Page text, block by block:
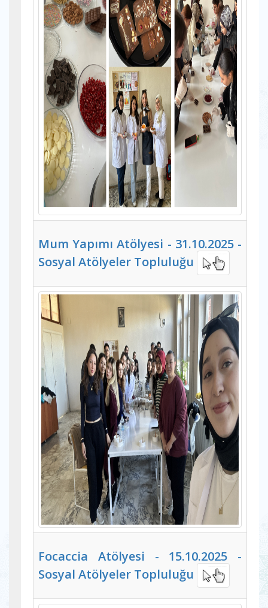
Mum Yapımı Atölyesi - 31.10.2025 -
Sosyal Atölyeler Topluluğu
Focaccia Atölyesi - 15.10.2025 -
Sosyal Atölyeler Topluluğu